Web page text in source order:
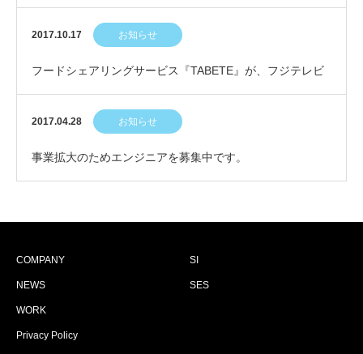
ワールドビジネスサテライトで紹介されました…
2017.10.17 お知らせ
フードシェアリングサービス『TABETE』が、フジテレビ
THE NEWS αで紹介されました。
2017.04.28 お知らせ
事業拡大のためエンジニアを募集中です。
COMPANY
NEWS
WORK
Privacy Policy
SI
SES